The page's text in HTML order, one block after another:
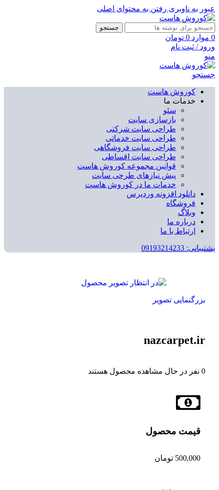
عبور به ناوبری رفتن به محتوای اصلی
جستجو
0 موارد 0 تومان
ورود / ثبت نام
منو
جستجو
کوروش هاست
خدمات ما
سئو
بازسازی سایت
طراحی سایت شرکتی
طراحی سایت خدماتی
طراحی سایت فروشگاهی
طراحی سایت اقساطی
قوانین مجموعه کوروش هاست
پیش نیازهای طرحی سایت
خدمات ما در کوروش هاست
دانلود افزونه وردپرس
فروشگاه
وبلاگ
درباره ما
ارتباط با ما
پشتیبانی: 09193214233
بزرگنمایی تصویر
nazcarpet.ir
0 نفر در حال مشاهده محصول هستند
قیمت محصول
500,000 تومان